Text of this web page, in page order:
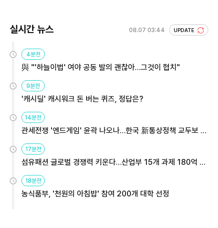
실시간 뉴스 08.07 03:44 UPDATE
4분전
與 "'하늘이법' 여야 공동 발의 괜찮아…그것이 협치"
9분전
'캐시딜' 캐시워크 돈 버는 퀴즈, 정답은?
14분전
관세전쟁 '엔드게임' 윤곽 나오나…한국 新통상정책 교두보 활
용해야
17분전
섬유패션 글로벌 경쟁력 키운다…산업부 15개 과제 180억 지
원
18분전
농식품부, '천원의 아침밥' 참여 200개 대학 선정